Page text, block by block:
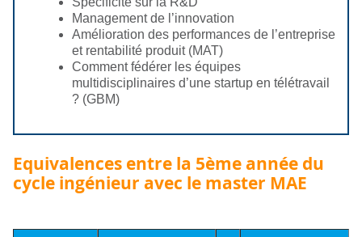
Management de l’innovation
Amélioration des performances de l’entreprise
et rentabilité produit (MAT)
Comment fédérer les équipes
multidisciplinaires d’une startup en télétravail
? (GBM)
Equivalences entre la 5ème année du
cycle ingénieur avec le master MAE